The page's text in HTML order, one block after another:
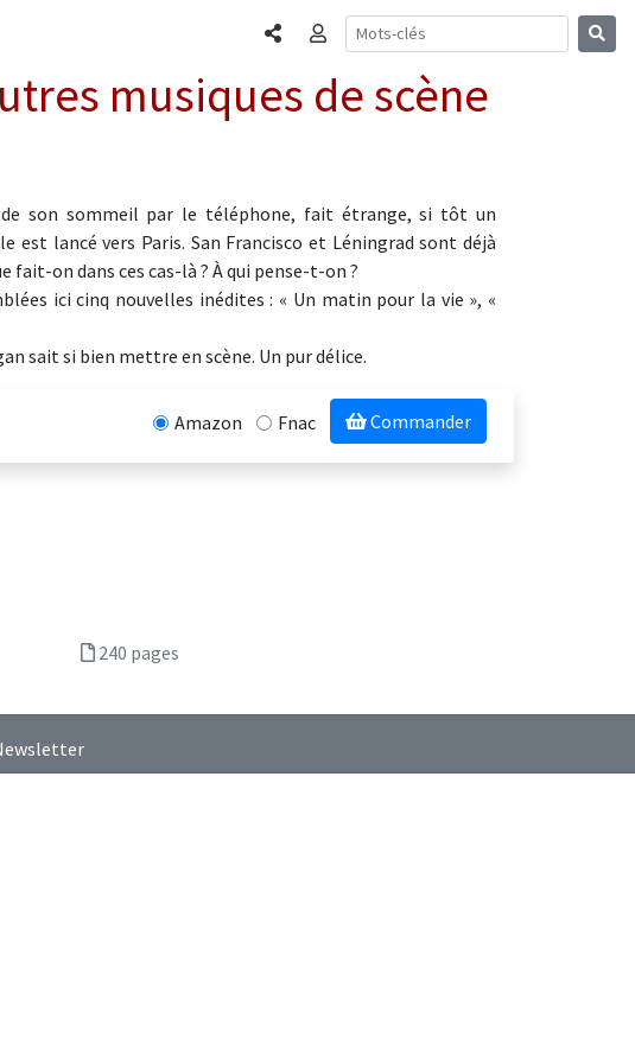
PartagerConnexion
musiques de scène
son sommeil par le téléphone, fait étrange, si tôt un
est lancé vers Paris. San Francisco et Léningrad sont déjà
fait-on dans ces cas-là ? À qui pense-t-on ?
ici cinq nouvelles inédites : « Un matin pour la vie », «
sait si bien mettre en scène. Un pur délice.
Amazon Fnac Commander
240 pages